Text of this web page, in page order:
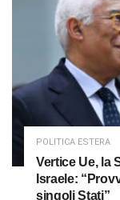
POLITICA ESTERA
Vertice Ue, la
Israele:
singoli Stati”